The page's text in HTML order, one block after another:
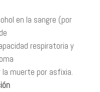
en la sangre (por
respiratoria y
muerte por asfixia.